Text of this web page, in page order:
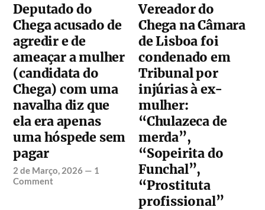
Deputado do
Chega acusado de
agredir e de
ameaçar a mulher
(candidata do
Chega) com uma
navalha diz que
ela era apenas
uma hóspede sem
pagar
2 de Março, 2026 — 1
Comment
Vereador do
Chega na Câmara
de Lisboa foi
condenado em
Tribunal por
injúrias à ex-
mulher:
“Chulazeca de
merda”,
“Sopeirita do
Funchal”,
“Prostituta
profissional”